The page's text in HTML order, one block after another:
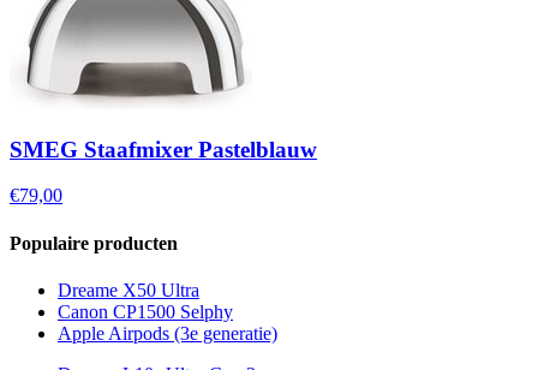
SMEG Staafmixer Pastelblauw
€79,00
Populaire producten
Dreame X50 Ultra
Canon CP1500 Selphy
Apple Airpods (3e generatie)